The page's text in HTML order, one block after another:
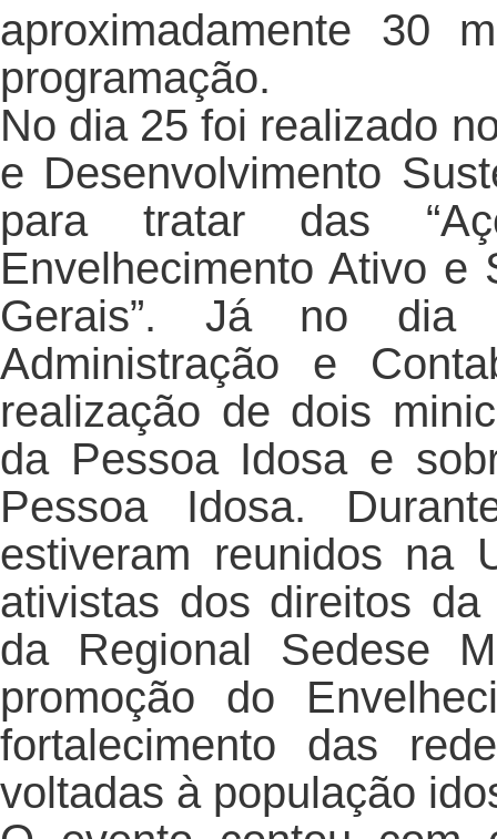
aproximadamente 30
programação.
No dia 25 foi realizado
e Desenvolvimento
para tratar das
Envelhecimento Ativo e
Gerais”. Já no dia
Administração e
realização de dois
da Pessoa Idosa e
Pessoa Idosa.
estiveram reunidos na
ativistas dos direitos
da Regional Sedese
promoção do
fortalecimento das
voltadas à população